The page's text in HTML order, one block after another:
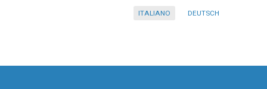
ITALIANO DEUTSCH